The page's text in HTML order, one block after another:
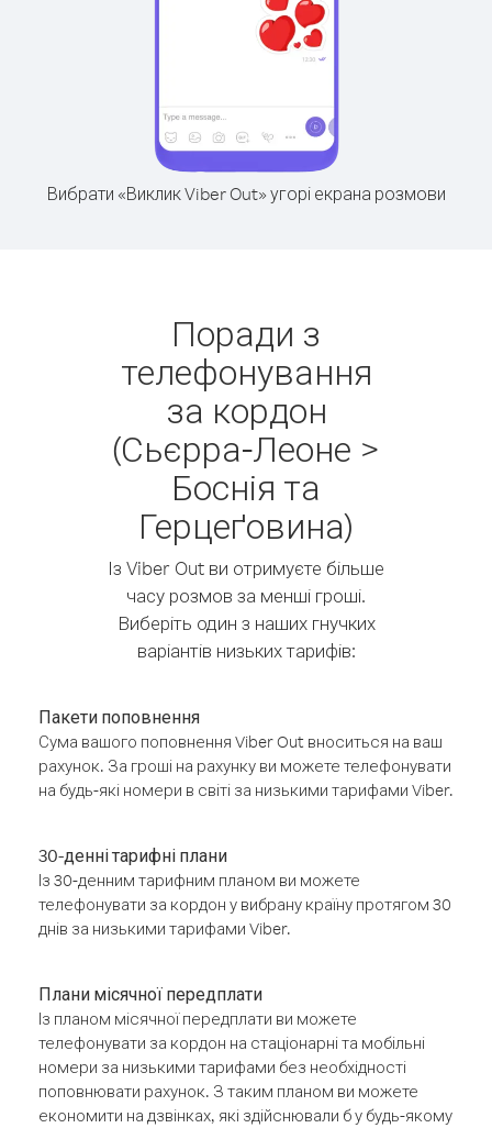
Вибрати «Виклик Viber Out» угорі екрана розмови
Поради з
телефонування
за кордон
(Сьєрра-Леоне >
Боснія та
Герцеґовина)
Із Viber Out ви отримуєте більше
часу розмов за менші гроші.
Виберіть один з наших гнучких
варіантів низьких тарифів:
Пакети поповнення
Сума вашого поповнення Viber Out вноситься на ваш
рахунок. За гроші на рахунку ви можете телефонувати
на будь-які номери в світі за низькими тарифами Viber.
30-денні тарифні плани
Із 30-денним тарифним планом ви можете
телефонувати за кордон у вибрану країну протягом 30
днів за низькими тарифами Viber.
Плани місячної передплати
Із планом місячної передплати ви можете
телефонувати за кордон на стаціонарні та мобільні
номери за низькими тарифами без необхідності
поповнювати рахунок. З таким планом ви можете
економити на дзвінках, які здійснювали б у будь-якому